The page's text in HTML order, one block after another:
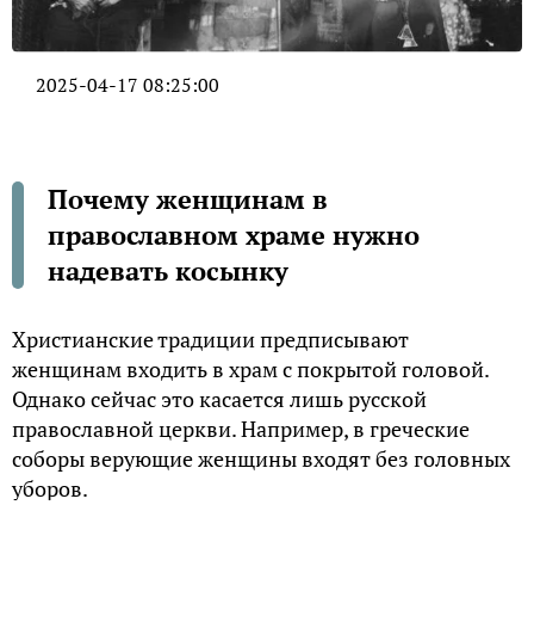
2025-04-17 08:25:00
Почему женщинам в
православном храме нужно
надевать косынку
Христианские традиции предписывают
женщинам входить в храм с покрытой головой.
Однако сейчас это касается лишь русской
православной церкви. Например, в греческие
соборы верующие женщины входят без головных
уборов.